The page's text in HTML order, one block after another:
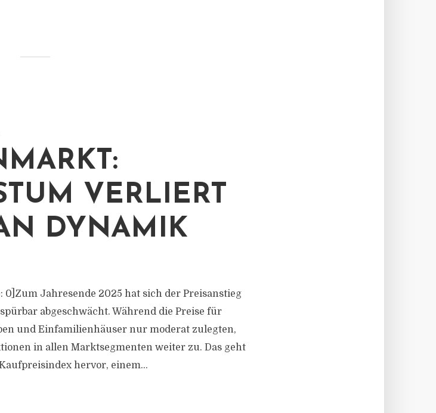
VERLIERT
DYNAMIK
0]Zum Jahresende 2025 hat sich der Preisanstieg
abgeschwächt. Während die Preise für
und Einfamilienhäuser nur moderat zulegten,
in allen Marktsegmenten weiter zu. Das geht
hervor, einem...